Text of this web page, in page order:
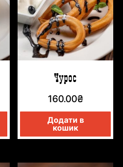
Чурос
160.00₴
Додати в
кошик